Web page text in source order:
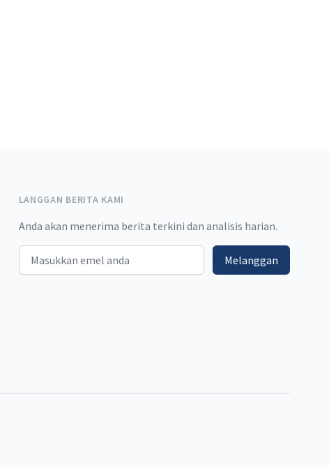
LANGGAN BERITA KAMI
Anda akan menerima berita terkini dan analisis harian.
Email address Melanggan